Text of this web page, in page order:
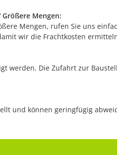
Mengen:
Mengen, rufen Sie uns
wir die Frachtkosten
werden. Die Zufahrt zur
und können geringfügig